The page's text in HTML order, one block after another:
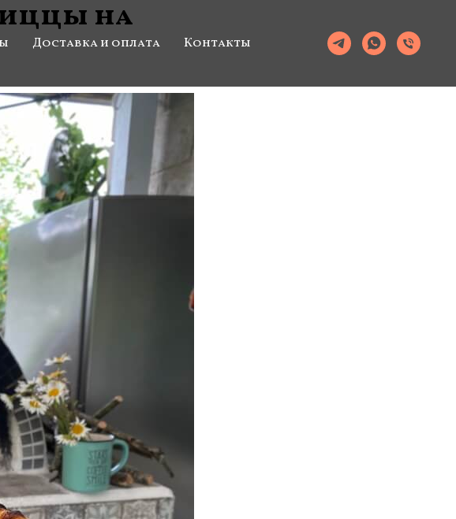
Доставка и оплата Контакты
на